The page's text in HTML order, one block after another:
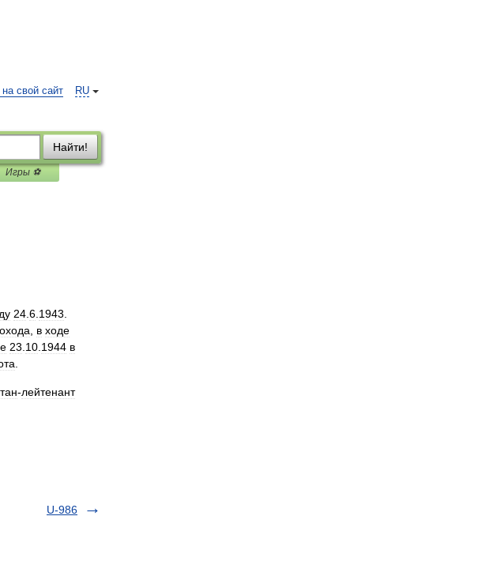
RU
свой сайт
Найти!
Игры ⚽
24 6 1943
в ходе
23 10 1944 в
-лейтенант
U-986